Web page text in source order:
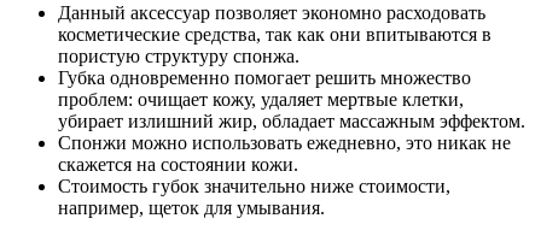
Данный аксессуар позволяет экономно расходовать
косметические средства, так как они впитываются в
пористую структуру спонжа.
Губка одновременно помогает решить множество
проблем: очищает кожу, удаляет мертвые клетки,
убирает излишний жир, обладает массажным эффектом.
Спонжи можно использовать ежедневно, это никак не
скажется на состоянии кожи.
Стоимость губок значительно ниже стоимости,
например, щеток для умывания.